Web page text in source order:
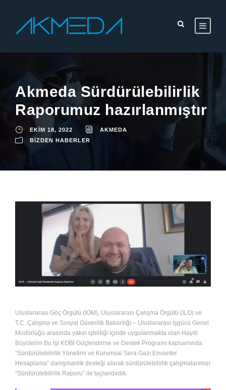
Akmeda Sürdürülebilirlik
Raporumuz hazırlanmıştır
EKIM 18, 2022
AKMEDA
BIZDEN HABERLER
Uluslararası Göç Örgütü (IOM), Uluslararası Çalışma Örgütü (ILO) ve
T.C. Çalışma ve Sosyal Güvenlik Bakanlığı – Uluslararası İşgücü Genel
Müdürlüğü arasında yakın işbirliği içinde uygulanmakta olan Haydi
Büyütelim Bu İşi KOBİ Güçlendirme ve Destek Programı kapsamında
“Sürdürülebilirlik Yönetimi ve Kurumsal Sera Gazı Envanter
Hesaplama” danışmanlık desteği alarak sürdürülebilirlik çalışmalarımızı
“Sürdürülebilirlik Raporu” ile taçlandırdık.